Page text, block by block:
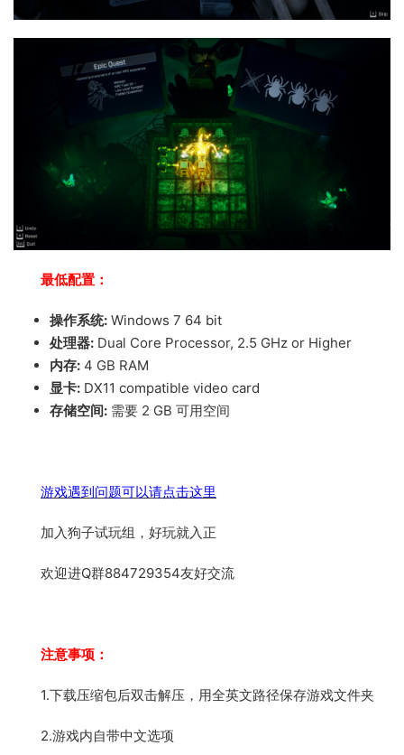
最低配置：
操作系统: Windows 7 64 bit
处理器: Dual Core Processor, 2.5 GHz or Higher
内存: 4 GB RAM
显卡: DX11 compatible video card
存储空间: 需要 2 GB 可用空间
游戏遇到问题可以请点击这里
加入狗子试玩组，好玩就入正
欢迎进Q群884729354友好交流
注意事项：
1.下载压缩包后双击解压，用全英文路径保存游戏文件夹
2.游戏内自带中文选项